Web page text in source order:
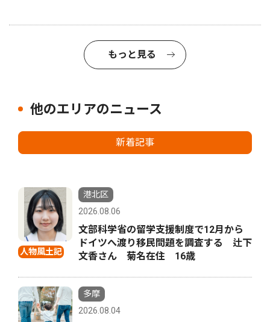
もっと見る
他のエリアのニュース
新着記事
人物風土記
港北区
2026.08.06
文部科学省の留学支援制度で12月から
ドイツへ渡り移民問題を調査する 辻下
文香さん 菊名在住 16歳
多摩
2026.08.04